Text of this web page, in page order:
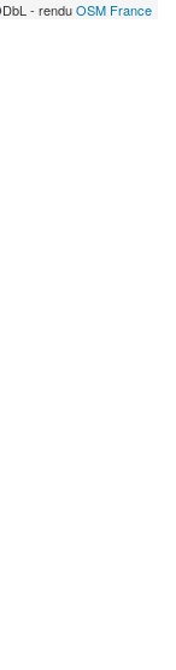
- renduOSM France